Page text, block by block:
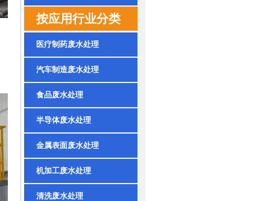
按应用行业分类
医疗制药废水处理
汽车制造废水处理
食品废水处理
半导体废水处理
金属表面废水处理
机加工废水处理
清洗废水处理